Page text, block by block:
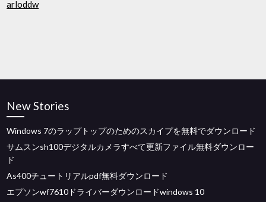
arloddw
New Stories
Windows 7のラップトップのためのスカイプを無料でダウンロード
サムスンsh100デジタルカメラすべて更新ファイル無料ダウンロー
ド
As400チュートリアルpdf無料ダウンロード
エプソンwf7610ドライバーダウンロードwindows 10